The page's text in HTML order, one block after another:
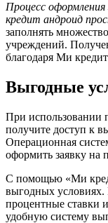
Процесс
кредит андроид
заполнять
учреждений.
благодаря Ми
Выгодные
При использовании
получите доступ к
Операционная
оформить заявку на
С помощью «Ми
выгодных условиях.
процентные ставки
удобную систему